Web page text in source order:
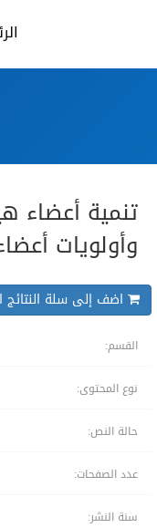
تنمية أعضاء
وأولويات
اضف إلى سلة النتائج
القسم:
نوع المحتوى:
حالة النص:
عدد الصفحات:
سنة النشر: